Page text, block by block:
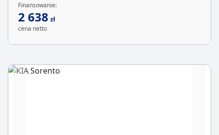
Finansowanie:
2 638 zł
cena netto